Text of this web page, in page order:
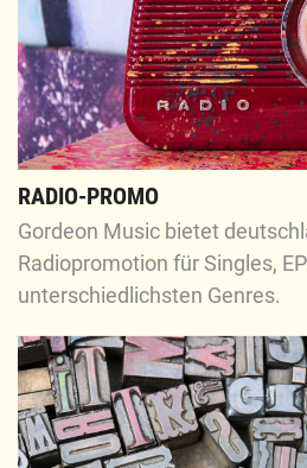
RADIO-PROMO
Gordeon Music bietet
Radiopromotion für Singles,
unterschiedlichsten Genres.